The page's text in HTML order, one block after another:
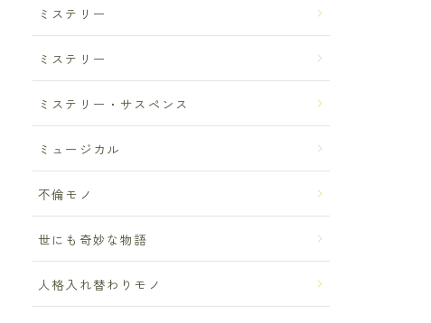
ミステリー
ミステリー
ミステリー・サスペンス
ミュージカル
不倫モノ
世にも奇妙な物語
人格入れ替わりモノ